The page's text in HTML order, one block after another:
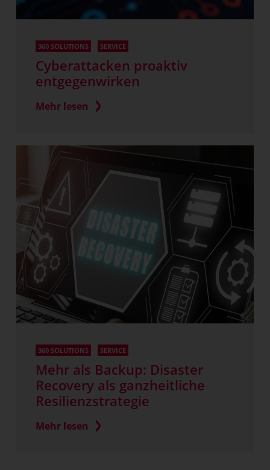
360 SOLUTIONS SERVICE
Mehr als Backup: Disaster
Recovery als ganzheitliche
Resilienzstrategie
Mehr lesen
360 SOLUTIONS SERVICE
Cyberattacken proaktiv
entgegenwirken
Mehr lesen